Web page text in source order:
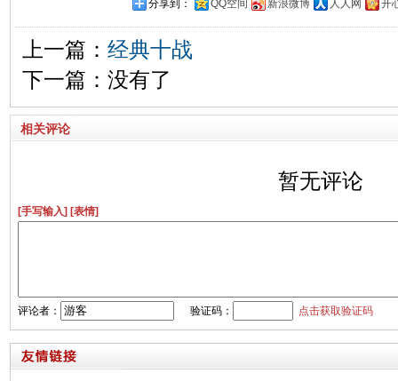
分享到： QQ空间 新浪微博 人人网 开
上一篇： 经典十战
下一篇：没有了
相关评论
暂无评论
[手写输入] [表情]
评论者： 验证码： 点击获取验证码